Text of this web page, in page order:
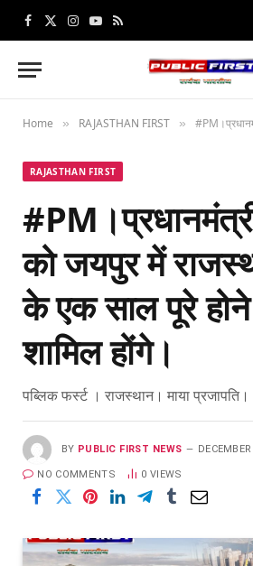
Facebook
X
Instagram
YouTube
RSS
Home » RAJASTHAN FIRST » #PM।प्रधानमंत्री मोदीआज
RAJASTHAN FIRST
को जयपुर में
के एक साल पूरे
शामिल होंगे।
पब्लिक फर्स्ट । राजस्थान। माया प्रजापति।
BY PUBLIC FIRST NEWS
NO COMMENTS 0 VIEWS